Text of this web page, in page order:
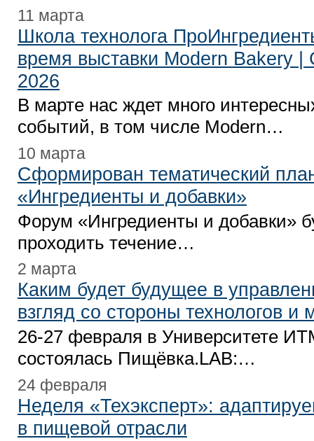
11 марта
Школа технолога
время выставки Modern Bakery |
2026
В марте нас ждет много
событий, в том числе Modern…
10 марта
Сформирован тематический
«Ингредиенты и добавки»
Форум «Ингредиенты и добавки»
проходить течение…
2 марта
Каким будет будущее в
взгляд со стороны технологов и
26-27 февраля в Университете
состоялась Пищёвка.LAB:…
24 февраля
Неделя «Техэксперт»:
в пищевой отрасли